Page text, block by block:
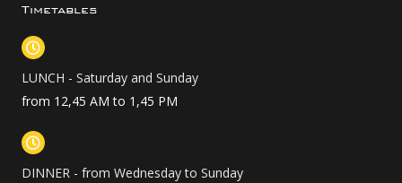
Timetables
LUNCH - Saturday and Sunday
from 12,45 AM to 1,45 PM
DINNER - from Wednesday to Sunday